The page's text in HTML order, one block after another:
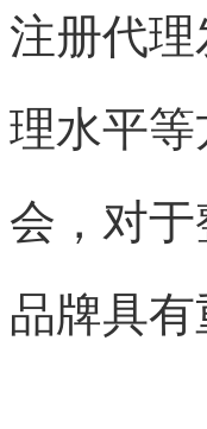
注册代理
理水平
会，对
品牌具有